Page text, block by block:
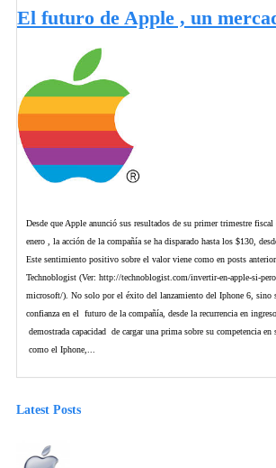
El futuro de Apple , un
Desde que Apple anunció sus resultados de su primer trimestre
enero , la acción de la compañía se ha disparado hasta los $130,
Este sentimiento positivo sobre el valor viene como en posts
Technoblogist (Ver: http://technoblogist.com/invertir-en-apple-si-
microsoft/). No solo por el éxito del lanzamiento del Iphone 6, sino
confianza en el futuro de la compañía, desde la recurrencia en
demostrada capacidad de cargar una prima sobre su competencia
como el Iphone,...
Latest Posts